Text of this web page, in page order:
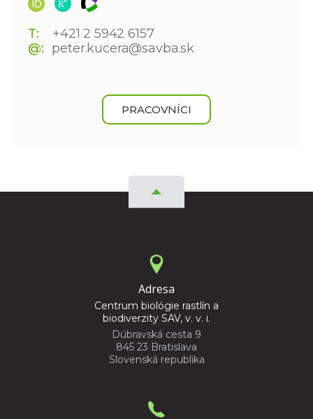
T:
+421 2 5942 6157
@: peter.kucera@savba.sk
PRACOVNÍCI
Adresa
Centrum biológie rastlín a
biodiverzity SAV, v. v. i.
Dúbravská cesta 9
845 23 Bratislava
Slovenská republika